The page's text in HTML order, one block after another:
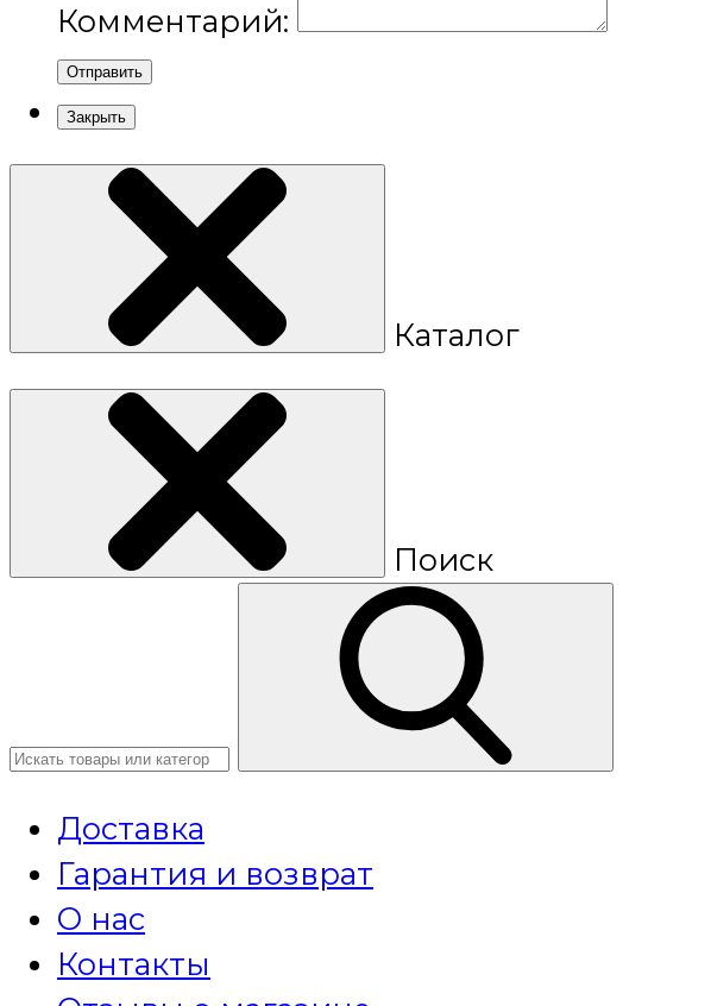
Комментарий:
Отправить
Закрыть
Каталог
Поиск
Доставка
Гарантия и возврат
О нас
Контакты